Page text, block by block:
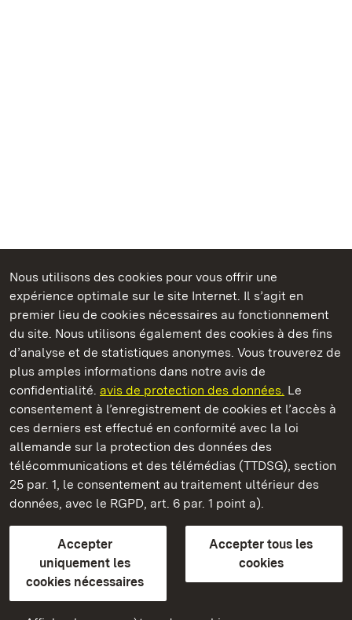
Nous utilisons des cookies pour vous offrir une
expérience optimale sur le site Internet. Il s’agit en
premier lieu de cookies nécessaires au fonctionnement
du site. Nous utilisons également des cookies à des fins
d’analyse et de statistiques anonymes. Vous trouverez de
plus amples informations dans notre avis de
confidentialité. avis de protection des données. Le
consentement à l’enregistrement de cookies et l’accès à
ces derniers est effectué en conformité avec la loi
allemande sur la protection des données des
télécommunications et des télémédias (TTDSG), section
25 par. 1, le consentement au traitement ultérieur des
données, avec le RGPD, art. 6 par. 1 point a).
Accepter
uniquement les
cookies nécessaires
Accepter tous les
cookies
Châteaux et jardins publics du Bade-Wurtemberg
Staatliche Schlösser und Gärten Baden‑Württemberg
Châteaux et jardins publics du Bade-Wurtemberg
ContactFAQ et réponsesMentions légales
Protection des données
Explications sur l’accessibilité
BITV-konform (geprüfte Seiten)
plus loin
Accueil
Monuments